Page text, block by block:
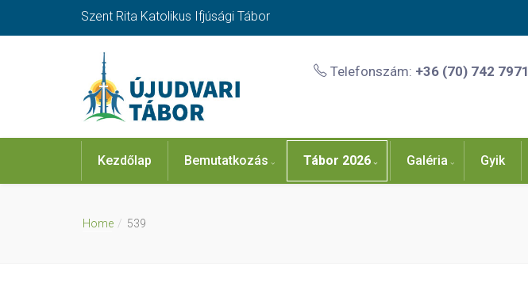
Szent Rita Katolikus Ifjúsági Tábor
Telefonszám: +36 (70) 742 7971
Kezdőlap Bemutatkozás Tábor 2026 Galéria Gyik
Home 539